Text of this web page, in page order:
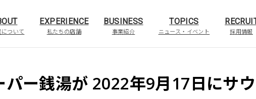
ついて
EXPERIENCE
私たちの店舗
BUSINESS
事業紹介
TOPICS
ニュース・イベント 採用情報
ー銭湯が 2022年9月17日にサ